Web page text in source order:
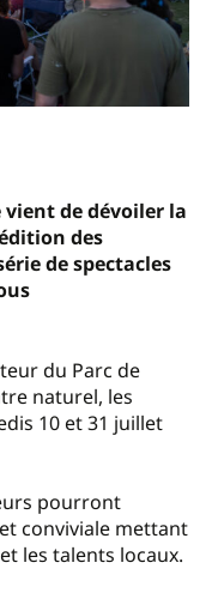
de dévoiler la
des
de spectacles
du Parc de
naturel, les
10 et 31 juillet
pourront
conviviale mettant
les talents locaux.